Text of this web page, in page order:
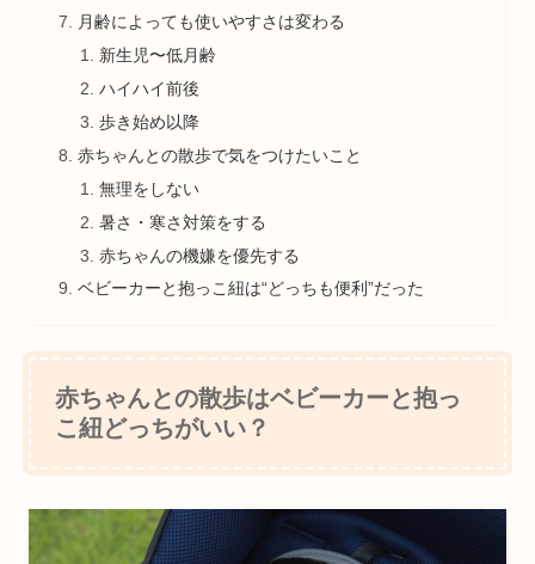
月齢によっても使いやすさは変わる
新生児〜低月齢
ハイハイ前後
歩き始め以降
赤ちゃんとの散歩で気をつけたいこと
無理をしない
暑さ・寒さ対策をする
赤ちゃんの機嫌を優先する
ベビーカーと抱っこ紐は“どっちも便利”だった
赤ちゃんとの散歩はベビーカーと抱っ
こ紐どっちがいい？